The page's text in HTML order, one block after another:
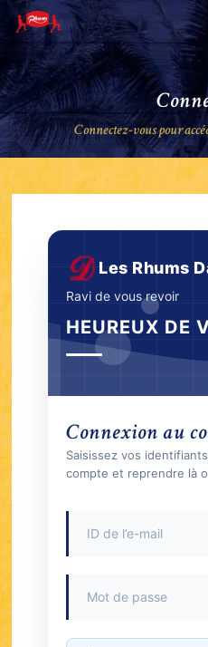
Skip
main
content
Connectez-vous pour
Les Rhums
Ravi de vous revoir
HEUREUX DE
Connexion au
Saisissez vos
compte et reprendre là